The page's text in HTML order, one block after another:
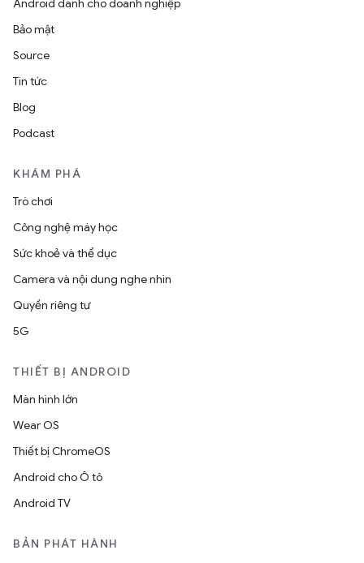
Android dành cho doanh nghiệp
Bảo mật
Source
Tin tức
Blog
Podcast
KHÁM PHÁ
Trò chơi
Công nghệ máy học
Sức khoẻ và thể dục
Camera và nội dung nghe nhìn
Quyền riêng tư
5G
THIẾT BỊ ANDROID
Màn hình lớn
Wear OS
Thiết bị ChromeOS
Android cho Ô tô
Android TV
BẢN PHÁT HÀNH